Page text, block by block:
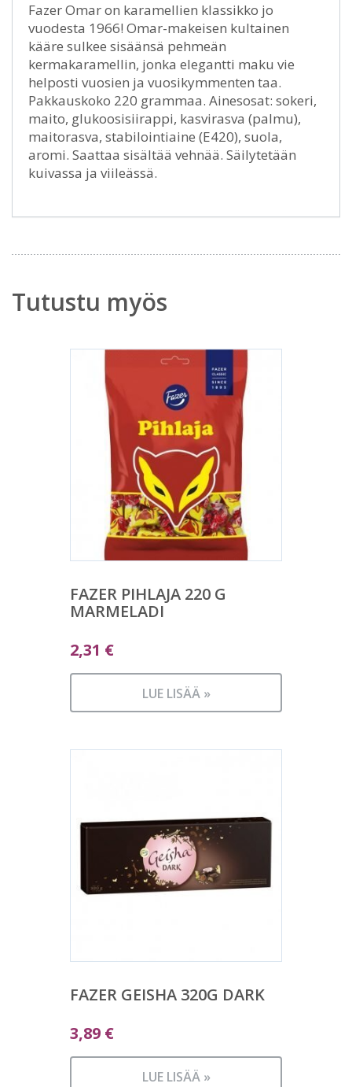
Fazer Omar on karamellien klassikko jo
vuodesta 1966! Omar-makeisen kultainen
kääre sulkee sisäänsä pehmeän
kermakaramellin, jonka elegantti maku vie
helposti vuosien ja vuosikymmenten taa.
Pakkauskoko 220 grammaa. Ainesosat: sokeri,
maito, glukoosisiirappi, kasvirasva (palmu),
maitorasva, stabilointiaine (E420), suola,
aromi. Saattaa sisältää vehnää. Säilytetään
kuivassa ja viileässä.
Tutustu myös
FAZER PIHLAJA 220 G
MARMELADI
2,31 €
LUE LISÄÄ »
FAZER GEISHA 320G DARK
3,89 €
LUE LISÄÄ »